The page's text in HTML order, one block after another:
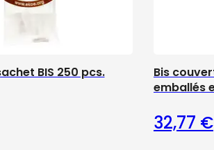
BIS 250 pcs.
Bis
emballés
32,77 €